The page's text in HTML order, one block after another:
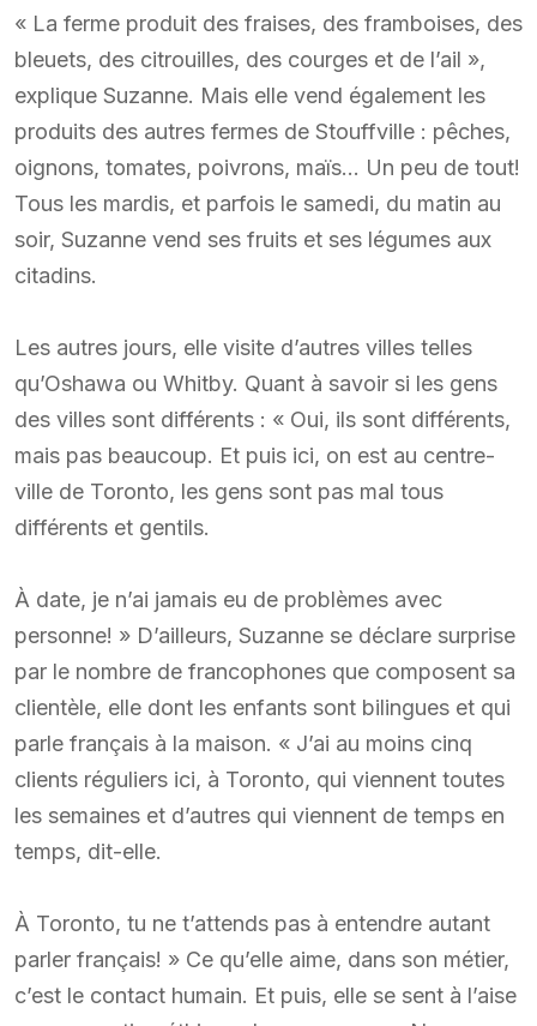
« La ferme produit des fraises, des framboises, des
bleuets, des citrouilles, des courges et de l’ail »,
explique Suzanne. Mais elle vend également les
produits des autres fermes de Stouffville : pêches,
oignons, tomates, poivrons, maïs… Un peu de tout!
Tous les mardis, et parfois le samedi, du matin au
soir, Suzanne vend ses fruits et ses légumes aux
citadins.
Les autres jours, elle visite d’autres villes telles
qu’Oshawa ou Whitby. Quant à savoir si les gens
des villes sont différents : « Oui, ils sont différents,
mais pas beaucoup. Et puis ici, on est au centre-
ville de Toronto, les gens sont pas mal tous
différents et gentils.
À date, je n’ai jamais eu de problèmes avec
personne! » D’ailleurs, Suzanne se déclare surprise
par le nombre de francophones que composent sa
clientèle, elle dont les enfants sont bilingues et qui
parle français à la maison. « J’ai au moins cinq
clients réguliers ici, à Toronto, qui viennent toutes
les semaines et d’autres qui viennent de temps en
temps, dit-elle.
À Toronto, tu ne t’attends pas à entendre autant
parler français! » Ce qu’elle aime, dans son métier,
c’est le contact humain. Et puis, elle se sent à l’aise